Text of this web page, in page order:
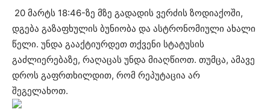
20 მარტს 18:46-ზე მზე გადადის ვერძის ზოდიაქოში,
დგება გაზაფხულის ბუნიობა და ასტრონომიული ახალი
წელი. უნდა გააქტიურდეთ თქვენი სტატუსის
გაძლიერებაზე, რაღაცას უნდა მიაღწიოთ. თუმცა, ამავე
დროს გაფრთხილდით, რომ რეპუტაცია არ
შეგელახოთ.